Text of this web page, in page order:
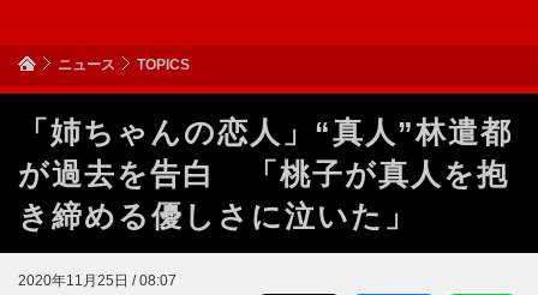
ニュース TOPICS
「姉ちゃんの恋人」“真人”林遣都
が過去を告白 「桃子が真人を抱
き締める優しさに泣いた」
2020年11月25日 / 08:07